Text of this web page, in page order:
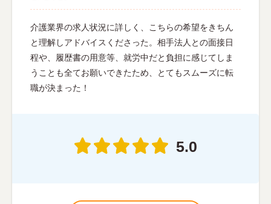
介護業界の求人状況に詳しく、こちらの希望をきちん
と理解しアドバイスくださった。相手法人との面接日
程や、履歴書の用意等、就労中だと負担に感じてしま
うことも全てお願いできたため、とてもスムーズに転
職が決まった！
5.0